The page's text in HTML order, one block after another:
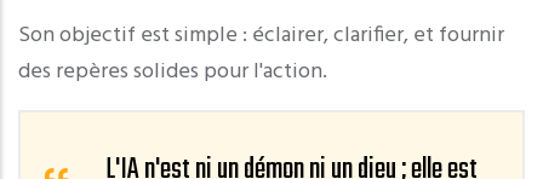
Son objectif est simple : éclairer, clarifier, et fournir
des repères solides pour l'action.